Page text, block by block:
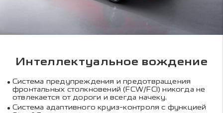
Интеллектуальное вождение
Система предупреждения и предотвращения
фронтальных столкновений (FCW/FCI) никогда не
отвлекается от дороги и всегда начеку.
Система адаптивного круиз-контроля с функцией